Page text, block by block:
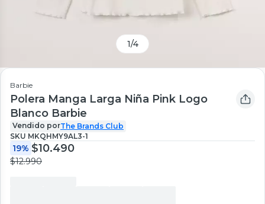
1/4
Barbie
Polera Manga Larga Niña Pink Logo
Blanco Barbie
Vendido porThe Brands Club
SKU MKQHMY9AL3-1
19% $10.490
$12.990